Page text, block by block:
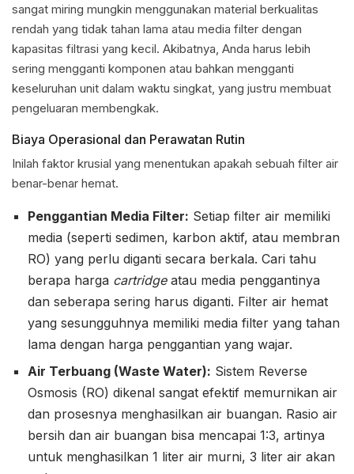
sangat miring mungkin menggunakan material berkualitas
rendah yang tidak tahan lama atau media filter dengan
kapasitas filtrasi yang kecil. Akibatnya, Anda harus lebih
sering mengganti komponen atau bahkan mengganti
keseluruhan unit dalam waktu singkat, yang justru membuat
pengeluaran membengkak.
Biaya Operasional dan Perawatan Rutin
Inilah faktor krusial yang menentukan apakah sebuah filter air
benar-benar hemat.
Penggantian Media Filter: Setiap filter air memiliki
media (seperti sedimen, karbon aktif, atau membran
RO) yang perlu diganti secara berkala. Cari tahu
berapa harga cartridgeatau media penggantinya
dan seberapa sering harus diganti. Filter air hemat
yang sesungguhnya memiliki media filter yang tahan
lama dengan harga penggantian yang wajar.
Air Terbuang (Waste Water): Sistem Reverse
Osmosis (RO) dikenal sangat efektif memurnikan air
dan prosesnya menghasilkan air buangan. Rasio air
bersih dan air buangan bisa mencapai 1:3, artinya
untuk menghasilkan 1 liter air murni, 3 liter air akan